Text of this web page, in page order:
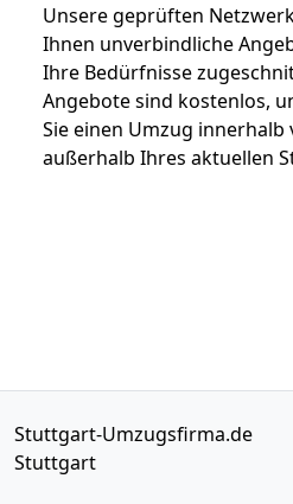
Unsere geprüften
Ihnen unverbindliche
Ihre Bedürfnisse
Angebote sind kostenlos,
Sie einen Umzug innerhalb
außerhalb Ihres aktuellen
Stuttgart-Umzugsfirma.de
Stuttgart